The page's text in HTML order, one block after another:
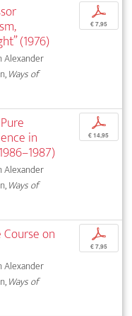
(1976)
Alexander
Ways of
p
€ 7,95
in
Alexander
Ways of
p
€ 14,95
on
Alexander
Ways of
p
€ 7,95